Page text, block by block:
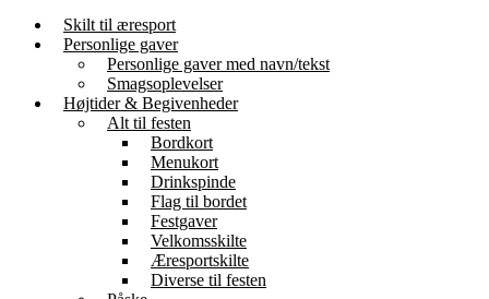
Skilt til æresport
Personlige gaver
Personlige gaver med navn/tekst
Smagsoplevelser
Højtider & Begivenheder
Alt til festen
Bordkort
Menukort
Drinkspinde
Flag til bordet
Festgaver
Velkomsskilte
Æresportskilte
Diverse til festen